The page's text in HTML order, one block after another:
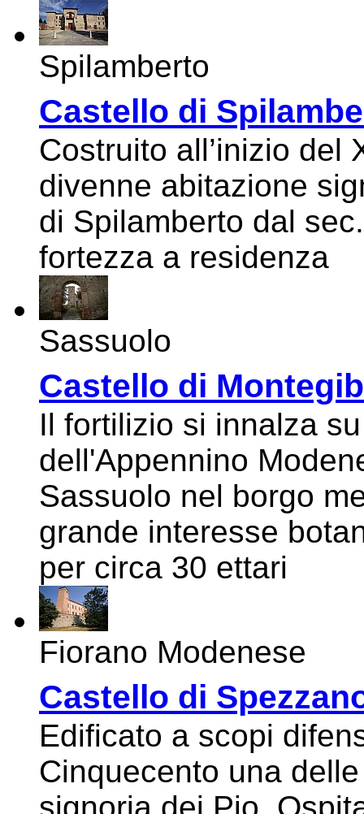
Spilamberto
Castello di
Costruito all’inizio del
divenne abitazione
di Spilamberto dal
fortezza a residenza
Sassuolo
Castello di
Il fortilizio si innalza
dell'Appennino
Sassuolo nel borgo
grande interesse
per circa 30 ettari
Fiorano Modenese
Castello di
Edificato a scopi
Cinquecento una
signoria dei Pio.